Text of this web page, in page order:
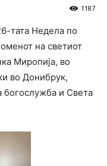
1187
тата Недела по
на светиот
Миропија, во
во Донибрук,
и Света